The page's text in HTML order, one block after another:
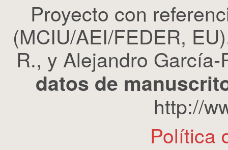
Proyecto con
(MCIU/AEI/FEDER,
R., y Alejandro
datos de
http://
Política